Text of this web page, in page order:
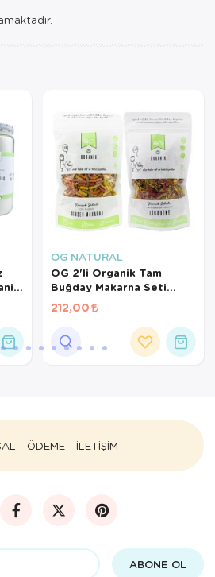
OG NATURAL
OG 2'li Organik Tam
Buğday Makarna Seti
+7AY
212,00
ÖDEME İLETİŞİM
ABONE OL